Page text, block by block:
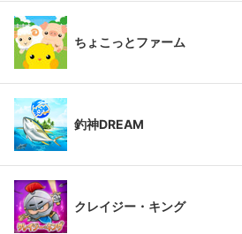
ちょこっとファーム
釣神DREAM
クレイジー・キング